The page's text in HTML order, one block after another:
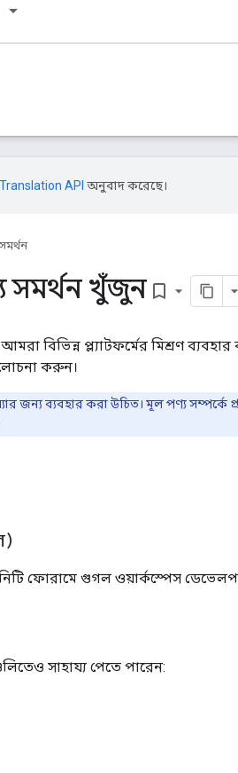
API অনুবাদ করেছে।
সমর্থন
সমর্থন খুঁজুন bookmark_border
বিভিন্ন প্ল্যাটফর্মের মিশ্রণ
করুন।
জন্য ব্যবহার করা উচিত। মূল পণ্য সম্পর্কে
ফোরামে গুগল ওয়ার্কস্পেস
সাহায্য পেতে পারেন: